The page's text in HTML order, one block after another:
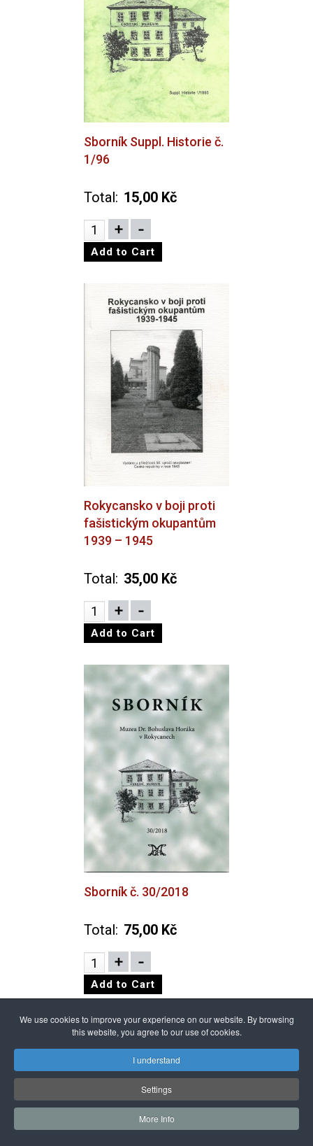
Sborník Suppl. Historie č.
1/96
Total: 15,00 Kč
Rokycansko v boji proti
fašistickým okupantům
1939 – 1945
Total: 35,00 Kč
Sborník č. 30/2018
Total: 75,00 Kč
We use cookies to improve your experience on our website. By browsing
this website, you agree to our use of cookies.
I understand
Settings
More Info